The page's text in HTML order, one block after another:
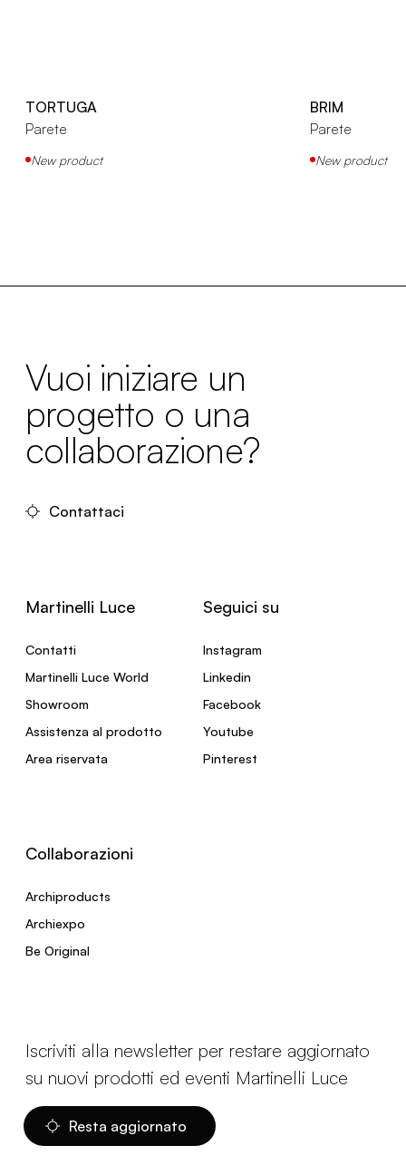
TORTUGA
Parete
New product
BRIM
Parete
New product
Vuoi iniziare un
progetto o una
collaborazione?
Contattaci
Martinelli Luce
Contatti
Martinelli Luce World
Showroom
Assistenza al prodotto
Area riservata
Seguici su
Instagram
Linkedin
Facebook
Youtube
Pinterest
Collaborazioni
Archiproducts
Archiexpo
Be Original
Iscriviti alla newsletter per restare aggiornato
su nuovi prodotti ed eventi Martinelli Luce
Resta aggiornato